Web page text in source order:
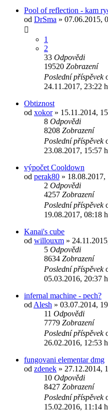
Pool of reflection - kam
od DrSma » 07.06.2015,
1
2
33 Odpovědi
19520 Zobrazení
Poslední příspěvek
24.11.2017, 23:22
Obtiznost
od xokor» 15.11.2014,
8 Odpovědi
8208 Zobrazení
Poslední příspěvek
23.08.2017, 15:57
výpočet Cooldown
od perak80 » 18.08.2017,
2 Odpovědi
4257 Zobrazení
Poslední příspěvek
19.08.2017, 08:18
Kanai's cube
od willouxm »
5 Odpovědi
8634 Zobrazení
Poslední příspěvek
05.03.2016, 20:37
infernal machine - pech?
od Alesh » 03.07.2014,
11 Odpovědi
7779 Zobrazení
Poslední příspěvek
26.02.2016, 12:53
fungovani elementar dmg
od zdenek » 27.12.2014,
10 Odpovědi
8427 Zobrazení
Poslední příspěvek
15.02.2016, 11:14